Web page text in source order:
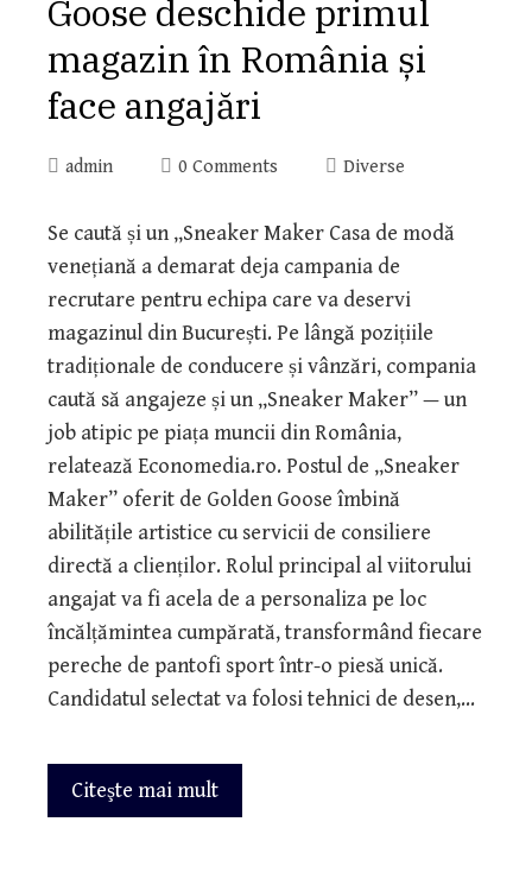
Goose deschide primul
magazin în România și
face angajări
admin 0 Comments Diverse
Se caută și un „Sneaker Maker Casa de modă
venețiană a demarat deja campania de
recrutare pentru echipa care va deservi
magazinul din București. Pe lângă pozițiile
tradiționale de conducere și vânzări, compania
caută să angajeze și un „Sneaker Maker” — un
job atipic pe piața muncii din România,
relatează Economedia.ro. Postul de „Sneaker
Maker” oferit de Golden Goose îmbină
abilitățile artistice cu servicii de consiliere
directă a clienților. Rolul principal al viitorului
angajat va fi acela de a personaliza pe loc
încălțămintea cumpărată, transformând fiecare
pereche de pantofi sport într-o piesă unică.
Candidatul selectat va folosi tehnici de desen,…
Citeşte mai mult